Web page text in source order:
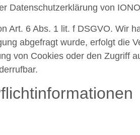
Datenschutzerklärung von
Art. 6 Abs. 1 lit. f DSGVO. Wir
abgefragt wurde, erfolgt die
von Cookies oder den Zugriff